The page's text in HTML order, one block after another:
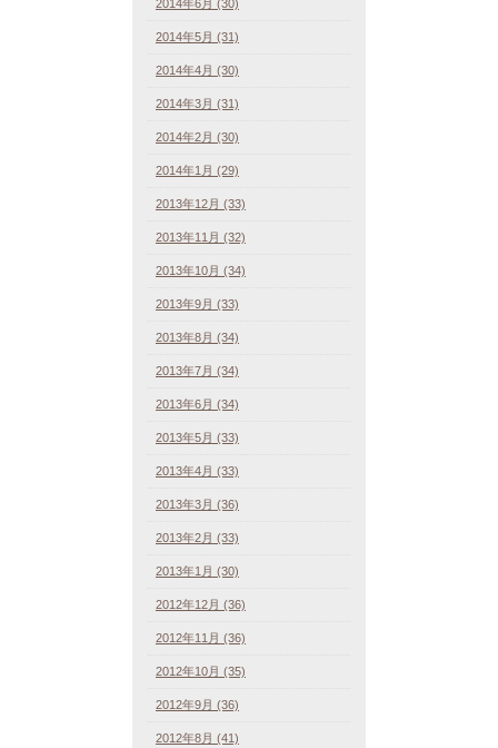
2014年6月 (30)
2014年5月 (31)
2014年4月 (30)
2014年3月 (31)
2014年2月 (30)
2014年1月 (29)
2013年12月 (33)
2013年11月 (32)
2013年10月 (34)
2013年9月 (33)
2013年8月 (34)
2013年7月 (34)
2013年6月 (34)
2013年5月 (33)
2013年4月 (33)
2013年3月 (36)
2013年2月 (33)
2013年1月 (30)
2012年12月 (36)
2012年11月 (36)
2012年10月 (35)
2012年9月 (36)
2012年8月 (41)